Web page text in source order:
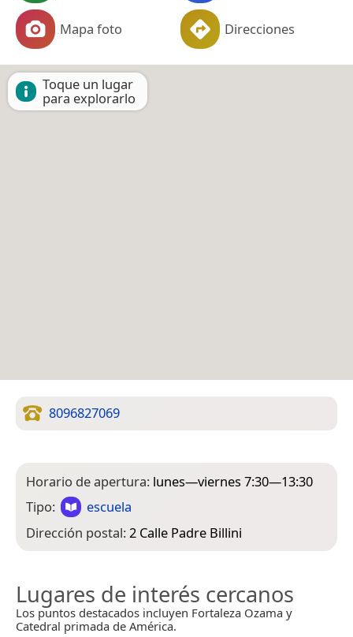
Mapa foto Direcciones
Toque un lugar
para explorarlo
8096827069
Horario de apertura: lunes—viernes 7:30—13:30
Tipo:
escuela
Dirección postal:2 Calle Padre Billini
Lugares de interés cercanos
Los puntos destacados incluyen Fortaleza Ozama y
Catedral primada de América.